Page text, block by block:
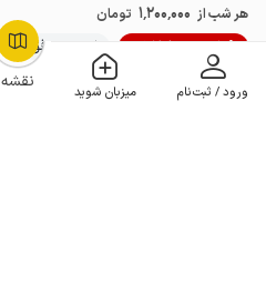
نقشه ورود / ثبت‌نام میزبان شوید
OpenStreetMap
هر شب از 1٬200٬000 تومان
10% تخفیف از 3 شب
5+ رزرو موفق